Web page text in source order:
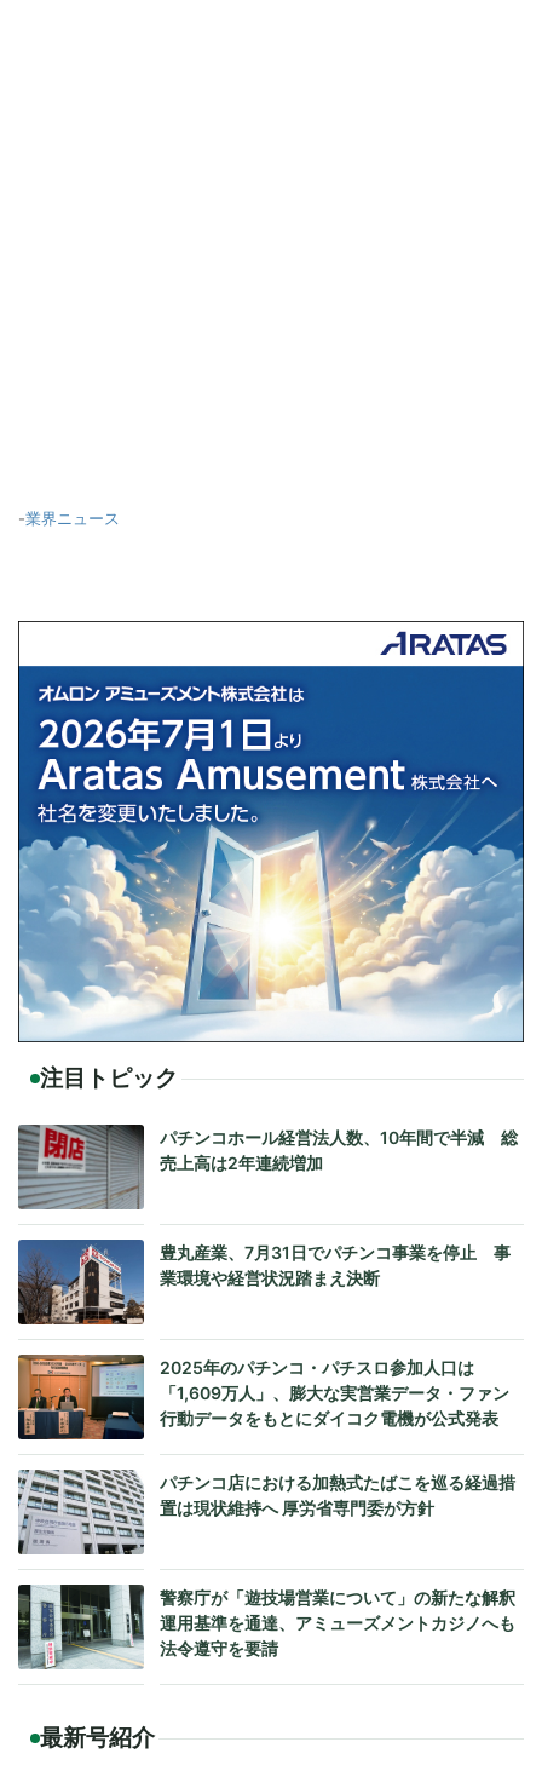
-業界ニュース
注目トピック
パチンコホール経営法人数、10年間で半減 総
売上高は2年連続増加
豊丸産業、7月31日でパチンコ事業を停止 事
業環境や経営状況踏まえ決断
2025年のパチンコ・パチスロ参加人口は
「1,609万人」、膨大な実営業データ・ファン
行動データをもとにダイコク電機が公式発表
パチンコ店における加熱式たばこを巡る経過措
置は現状維持へ 厚労省専門委が方針
警察庁が「遊技場営業について」の新たな解釈
運用基準を通達、アミューズメントカジノへも
法令遵守を要請
最新号紹介